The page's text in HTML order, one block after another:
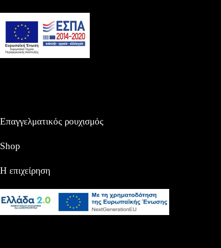
Επαγγελματικός ρουχισμός
Shop
Η επιχείρηση